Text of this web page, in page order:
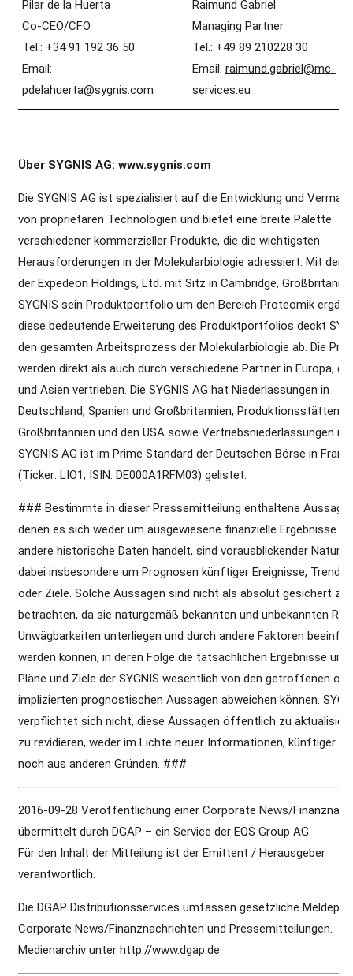
Pilar de la Huerta
Co-CEO/CFO
Tel.: +34 91 192 36 50
Email:
pdelahuerta@sygnis.com
Raimund Gabriel
Managing Partner
Tel.: +49 89 210228 30
Email: raimund.gabriel@mc-
services.eu
Über SYGNIS AG: www.sygnis.com
Die SYGNIS AG ist spezialisiert auf die Entwicklung und
von proprietären Technologien und bietet eine breite Palette
verschiedener kommerzieller Produkte, die die wichtigsten
Herausforderungen in der Molekularbiologie adressiert. Mit dem
der Expedeon Holdings, Ltd. mit Sitz in Cambridge,
SYGNIS sein Produktportfolio um den Bereich Proteomik
diese bedeutende Erweiterung des Produktportfolios deckt
den gesamten Arbeitsprozess der Molekularbiologie ab. Die
werden direkt als auch durch verschiedene Partner in Europa,
und Asien vertrieben. Die SYGNIS AG hat Niederlassungen in
Deutschland, Spanien und Großbritannien, Produktionsstätten in
Großbritannien und den USA sowie Vertriebsniederlassungen in
SYGNIS AG ist im Prime Standard der Deutschen Börse in
(Ticker: LIO1; ISIN: DE000A1RFM03) gelistet.
### Bestimmte in dieser Pressemitteilung enthaltene
denen es sich weder um ausgewiesene finanzielle Ergebnisse
andere historische Daten handelt, sind vorausblickender Natur.
dabei insbesondere um Prognosen künftiger Ereignisse, Trends,
oder Ziele. Solche Aussagen sind nicht als absolut gesichert zu
betrachten, da sie naturgemäß bekannten und unbekannten
Unwägbarkeiten unterliegen und durch andere Faktoren
werden können, in deren Folge die tatsächlichen Ergebnisse und
Pläne und Ziele der SYGNIS wesentlich von den getroffenen
implizierten prognostischen Aussagen abweichen können.
verpflichtet sich nicht, diese Aussagen öffentlich zu
zu revidieren, weder im Lichte neuer Informationen, künftiger
noch aus anderen Gründen. ###
2016-09-28 Veröffentlichung einer Corporate News/
übermittelt durch DGAP – ein Service der EQS Group AG.
Für den Inhalt der Mitteilung ist der Emittent / Herausgeber
verantwortlich.
Die DGAP Distributionsservices umfassen gesetzliche
Corporate News/Finanznachrichten und Pressemitteilungen.
Medienarchiv unter http://www.dgap.de